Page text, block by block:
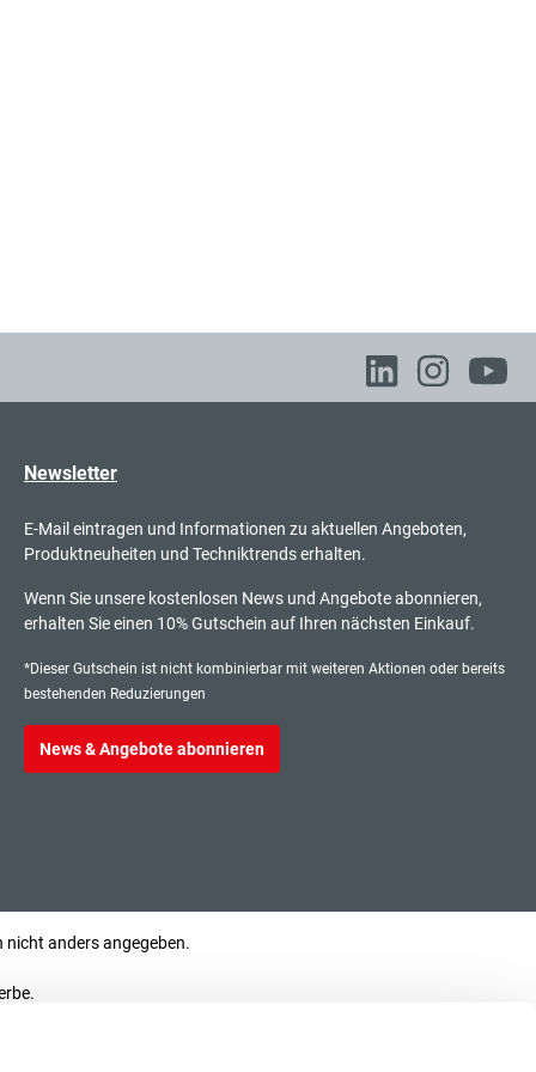
Newsletter
E-Mail eintragen und Informationen zu aktuellen Angeboten,
Produktneuheiten und Techniktrends erhalten.
Wenn Sie unsere kostenlosen News und Angebote abonnieren,
erhalten Sie einen 10% Gutschein auf Ihren nächsten Einkauf.
*Dieser Gutschein ist nicht kombinierbar mit weiteren Aktionen oder bereits
bestehenden Reduzierungen
News & Angebote abonnieren
anders angegeben.